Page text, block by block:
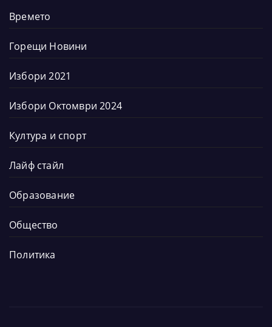
Времето
Горещи Новини
Избори 2021
Избори Октомври 2024
Култура и спорт
Лайф стайл
Образование
Общество
Политика